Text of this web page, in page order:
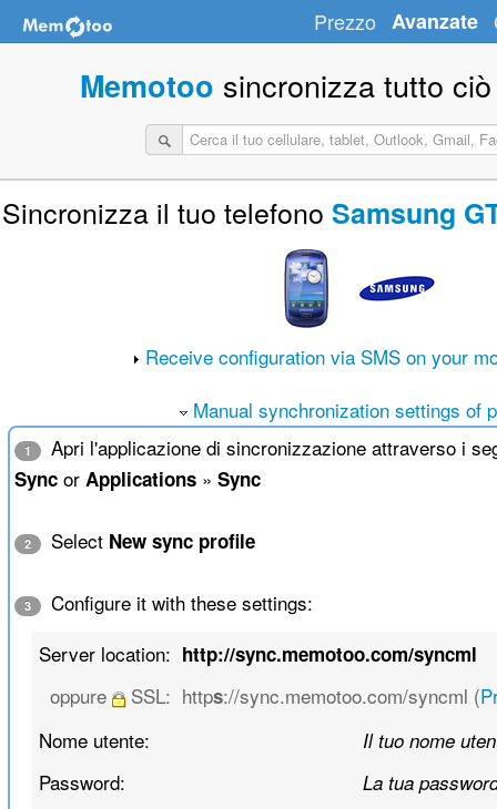
Prezzo Avanzate
Memotoo sincronizza tutto
Sincronizza il tuo telefono Samsung
Receive configuration via SMS on your
Manual synchronization settings of
1 Apri l'applicazione di sincronizzazione attraverso i
Syncor Applications» Sync
2 Select New sync profile
3
Configure it with these settings:
Server location: http://sync.memotoo.com/syncml
oppure SSL: https://sync.memotoo.com/syncml (
Nome utente:
Il tuo nome
Password: La tua